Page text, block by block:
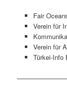
Fair
Verein für
Verein für
Türkei-Info